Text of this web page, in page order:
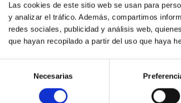
Las cookies de este sitio web se usan para
y analizar el tráfico. Además, compartimos
redes sociales, publicidad y análisis web,
que hayan recopilado a partir del uso que haya
consentimiento
Necesarias
ABOUT THE IAC
Legislation
Transparency
Code of ethics and anti-fraud